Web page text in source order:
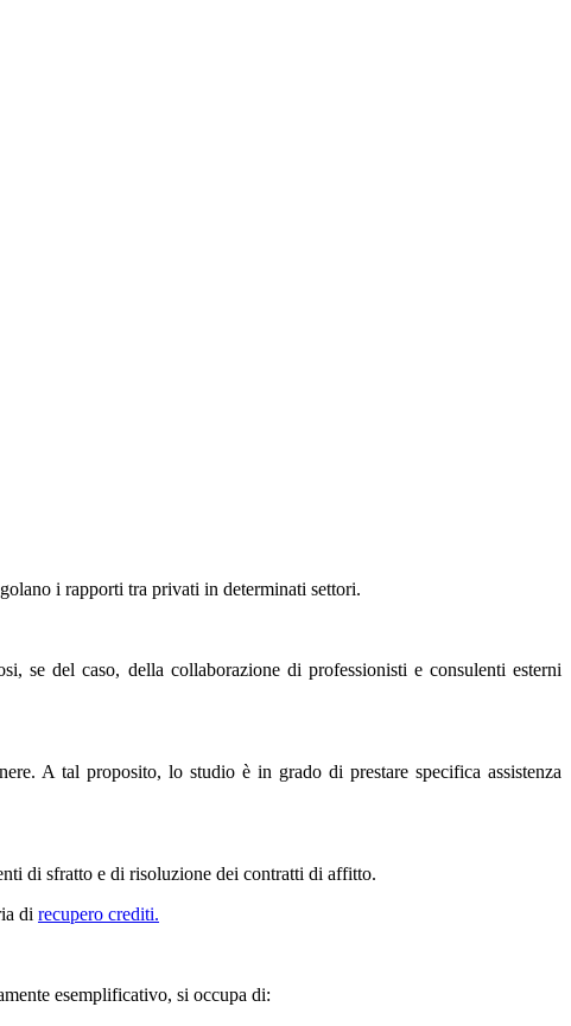
i rapporti tra privati in determinati settori.
se del caso, della collaborazione di professionisti e consulenti esterni
A tal proposito, lo studio è in grado di prestare specifica assistenza
di sfratto e di risoluzione dei contratti di affitto.
di recupero crediti.
esemplificativo, si occupa di: